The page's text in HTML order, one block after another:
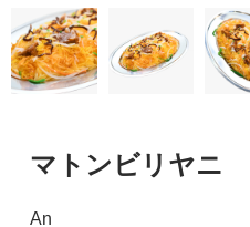
マトンビリヤニ
An